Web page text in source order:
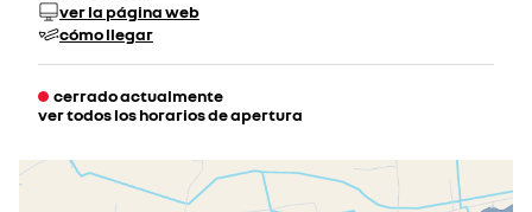
ver la página web
cómo llegar
cerrado actualmente
ver todos los horarios de apertura
martes
08:00 - 19:30
miércoles
08:00 - 19:30
08:00 - 19:30